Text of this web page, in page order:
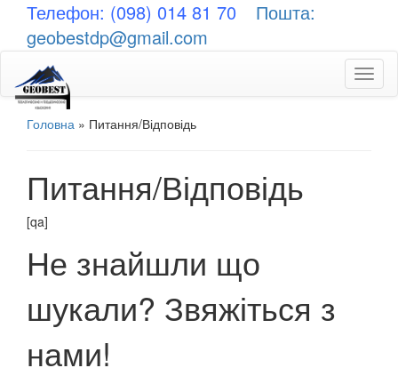
Телефон: (098) 014 81 70
Пошта:
geobestdp@gmail.com
Головна » Питання/Відповідь
Питання/Відповідь
[qa]
Не знайшли що
шукали? Звяжіться з
нами!